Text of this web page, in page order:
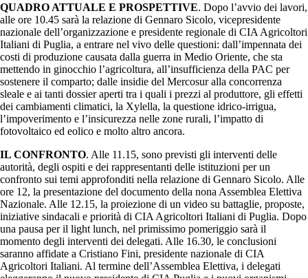
QUADRO ATTUALE E PROSPETTIVE. Dopo l’avvio dei lavori,
alle ore 10.45 sarà la relazione di Gennaro Sicolo, vicepresidente
nazionale dell’organizzazione e presidente regionale di CIA Agricoltori
Italiani di Puglia, a entrare nel vivo delle questioni: dall’impennata dei
costi di produzione causata dalla guerra in Medio Oriente, che sta
mettendo in ginocchio l’agricoltura, all’insufficienza della PAC per
sostenere il comparto; dalle insidie del Mercosur alla concorrenza
sleale e ai tanti dossier aperti tra i quali i prezzi al produttore, gli effetti
dei cambiamenti climatici, la Xylella, la questione idrico-irrigua,
l’impoverimento e l’insicurezza nelle zone rurali, l’impatto di
fotovoltaico ed eolico e molto altro ancora.
IL CONFRONTO. Alle 11.15, sono previsti gli interventi delle
autorità, degli ospiti e dei rappresentanti delle istituzioni per un
confronto sui temi approfonditi nella relazione di Gennaro Sicolo. Alle
ore 12, la presentazione del documento della nona Assemblea Elettiva
Nazionale. Alle 12.15, la proiezione di un video su battaglie, proposte,
iniziative sindacali e priorità di CIA Agricoltori Italiani di Puglia. Dopo
una pausa per il light lunch, nel primissimo pomeriggio sarà il
momento degli interventi dei delegati. Alle 16.30, le conclusioni
saranno affidate a Cristiano Fini, presidente nazionale di CIA
Agricoltori Italiani. Al termine dell’Assemblea Elettiva, i delegati